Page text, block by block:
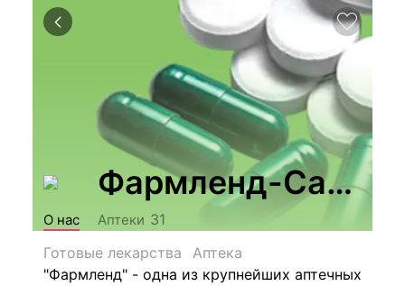
Фармленд-
О нас Аптеки 31
Готовые лекарства
Аптека
"Фармленд" - одна из крупнейших аптечных